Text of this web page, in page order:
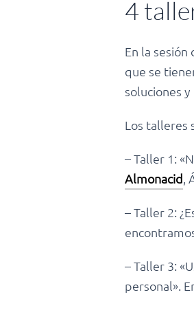
4
En la
que se
soluciones
Los talleres
– Taller 1:
Almonacid,
– Taller 2:
– Taller 3:
personal».